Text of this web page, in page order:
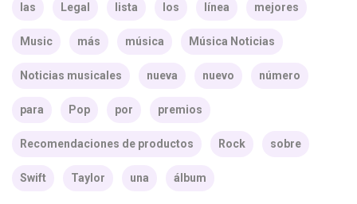
las Legal lista los línea mejores
Music más música Música Noticias
Noticias musicales nueva nuevo número
para Pop por premios
Recomendaciones de productos Rock sobre
Swift Taylor una álbum